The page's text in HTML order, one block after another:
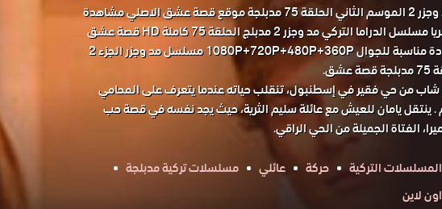
مسلسل مد وجزر 2 الموسم الثاني الحلقة 75 مدبلجة موقع قصة عشق الاصلي مشاهدة
وتحميل حصريا مسلسل الدراما التركي مد وجزر 2 مدبلج الحلقة 75 كاملة HD قصة عشق
باكثر من جودة مناسبة للجوال 1080P+720P+480P+360P مسلسل مد وجزر الجزء 2
شاب من حي فقير في إسطنبول، تنقلب حياته عندما يتعرف على المحامي
. ينتقل يامان للعيش مع عائلة سليم الثرية، حيث يجد نفسه في قصة حب
الفتاة الجميلة من الحي الراقي.
التركية حركة عائلي
مسلسلات تركية مدبلجة
لاين